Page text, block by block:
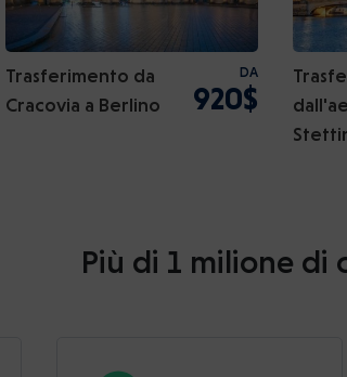
Trasferimento da
Cracovia a Berlino
DA
920$
Più di 1 milione di